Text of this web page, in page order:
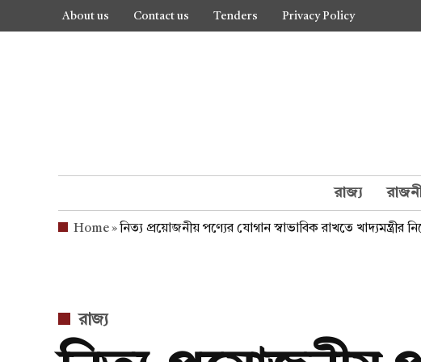
About us Contact us Tenders Privacy Policy
রাজ্য
Home»নিত্য প্রয়োজনীয় পণ্যের যোগান স্বাভাবিক রাখতে খাদ্যমন্ত্রীর
POSTED
IN
রাজ্য